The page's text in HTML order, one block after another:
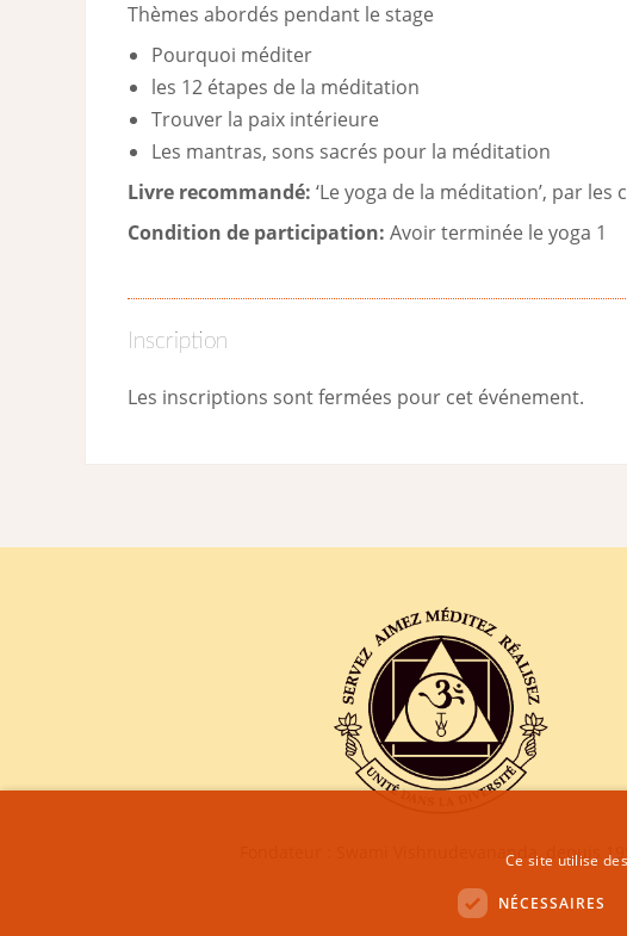
Thèmes abordés pendant le stage
Pourquoi méditer
les 12 étapes de la méditation
Trouver la paix intérieure
Les mantras, sons sacrés pour la méditation
Livre recommandé: ‘Le yoga de la méditation’, par les
Condition de participation: Avoir terminée le yoga 1
Inscription
Les inscriptions sont fermées pour cet événement.
Fondateur : Swami Vishnudevananda, depuis
Ce site utilise
NÉCESSAIRES